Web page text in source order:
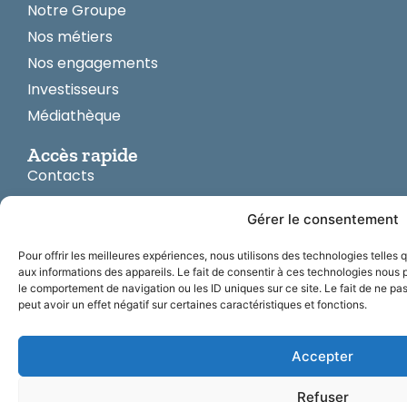
Gérer le consentement
Pour offrir les meilleures expériences, nous utilisons des technologies
aux informations des appareils. Le fait de consentir à ces technologies nous
le comportement de navigation ou les ID uniques sur ce site. Le fait de ne
peut avoir un effet négatif sur certaines caractéristiques et fonctions.
Accepter
Refuser
Notre Groupe
Nos métiers
Nos engagements
Investisseurs
Médiathèque
Accès rapide
Contacts
Nos publications phares
©
Rubis
2024
Politique cookiesInformations légalesPlan du site